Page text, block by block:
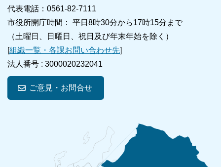
代表電話：0561-82-7111
市役所開庁時間： 平日8時30分から17時15分まで
（土曜日、日曜日、祝日及び年末年始を除く）
[組織一覧・各課お問い合わせ先]
法人番号 : 3000020232041
ご意見・お問合せ